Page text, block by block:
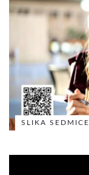
SLIKA SEDMICE